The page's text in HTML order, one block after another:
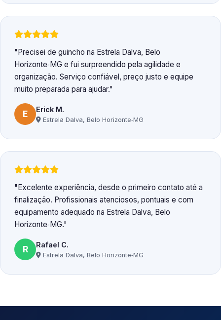
Precisei de guincho na Estrela Dalva, Belo
Horizonte‑MG e fui surpreendido pela agilidade e
organização. Serviço confiável, preço justo e equipe
muito preparada para ajudar.
E Erick M.
Estrela Dalva, Belo Horizonte‑MG
Excelente experiência, desde o primeiro contato até a
finalização. Profissionais atenciosos, pontuais e com
equipamento adequado na Estrela Dalva, Belo
Horizonte‑MG.
R Rafael C.
Estrela Dalva, Belo Horizonte‑MG